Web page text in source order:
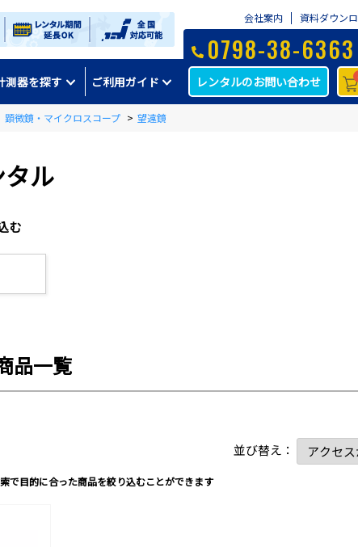
会社案内 資料ダウン
測器を探す ご利用ガイド
0798-38-6363
レンタルのお問い合わせ
顕微鏡・マイクロスコープ > 望遠鏡
ル
む
品一覧
並び替え：
で目的に合った商品を絞り込むことができます